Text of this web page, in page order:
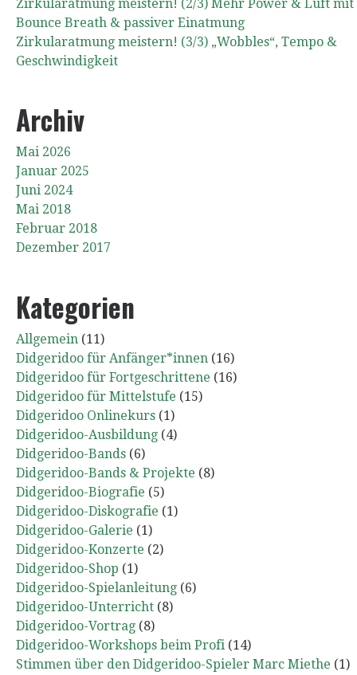
Zirkularatmung meistern! (2/3) Mehr Power & Luft mit
Bounce Breath & passiver Einatmung
Zirkularatmung meistern! (3/3) „Wobbles“, Tempo &
Geschwindigkeit
Archiv
Mai 2026
Januar 2025
Juni 2024
Mai 2018
Februar 2018
Dezember 2017
Kategorien
Allgemein (11)
Didgeridoo für Anfänger*innen (16)
Didgeridoo für Fortgeschrittene (16)
Didgeridoo für Mittelstufe (15)
Didgeridoo Onlinekurs (1)
Didgeridoo-Ausbildung (4)
Didgeridoo-Bands (6)
Didgeridoo-Bands & Projekte (8)
Didgeridoo-Biografie (5)
Didgeridoo-Diskografie (1)
Didgeridoo-Galerie (1)
Didgeridoo-Konzerte (2)
Didgeridoo-Shop (1)
Didgeridoo-Spielanleitung (6)
Didgeridoo-Unterricht (8)
Didgeridoo-Vortrag (8)
Didgeridoo-Workshops beim Profi (14)
Stimmen über den Didgeridoo-Spieler Marc Miethe (1)